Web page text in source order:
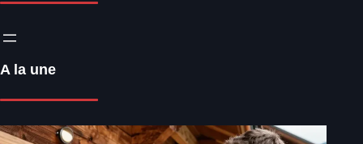
A la une